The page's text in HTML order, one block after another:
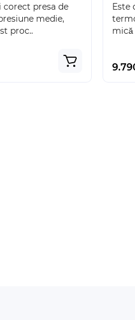
SILH-CAMEO-5-WHT-4T
corect presa de
medie,
proc..
Este
mică